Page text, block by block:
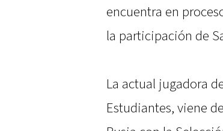
encuentra en
la participación de
La actual jugadora
Estudiantes, viene